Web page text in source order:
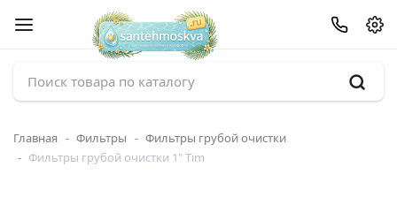
Главная Фильтры
Фильтры грубой очистки
Фильтры грубой очистки 1" Tim